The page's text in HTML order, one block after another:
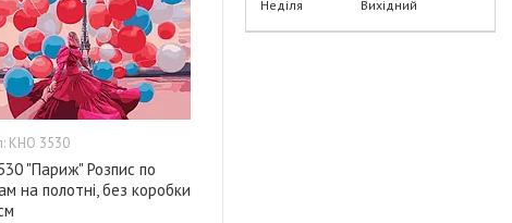
KHO 3530
"Париж" Розпис по
на полотні, без коробки
Неділя
Вихідний